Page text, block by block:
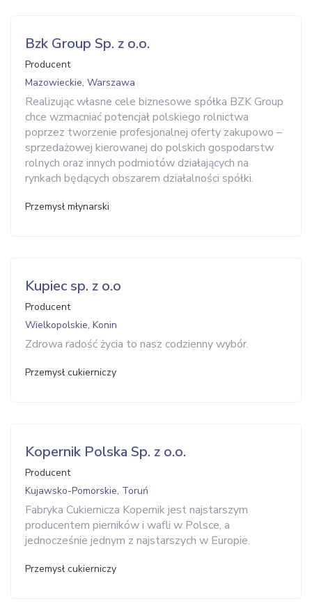
Bzk Group Sp. z o.o.
Producent
Mazowieckie, Warszawa
Realizując własne cele biznesowe spółka BZK Group
chce wzmacniać potencjał polskiego rolnictwa
poprzez tworzenie profesjonalnej oferty zakupowo –
sprzedażowej kierowanej do polskich gospodarstw
rolnych oraz innych podmiotów działających na
rynkach będących obszarem działalności spółki.
Przemysł młynarski
Kupiec sp. z o.o
Producent
Wielkopolskie, Konin
Zdrowa radość życia to nasz codzienny wybór.
Przemysł cukierniczy
Kopernik Polska Sp. z o.o.
Producent
Kujawsko-Pomorskie, Toruń
Fabryka Cukiernicza Kopernik jest najstarszym
producentem pierników i wafli w Polsce, a
jednocześnie jednym z najstarszych w Europie.
Przemysł cukierniczy